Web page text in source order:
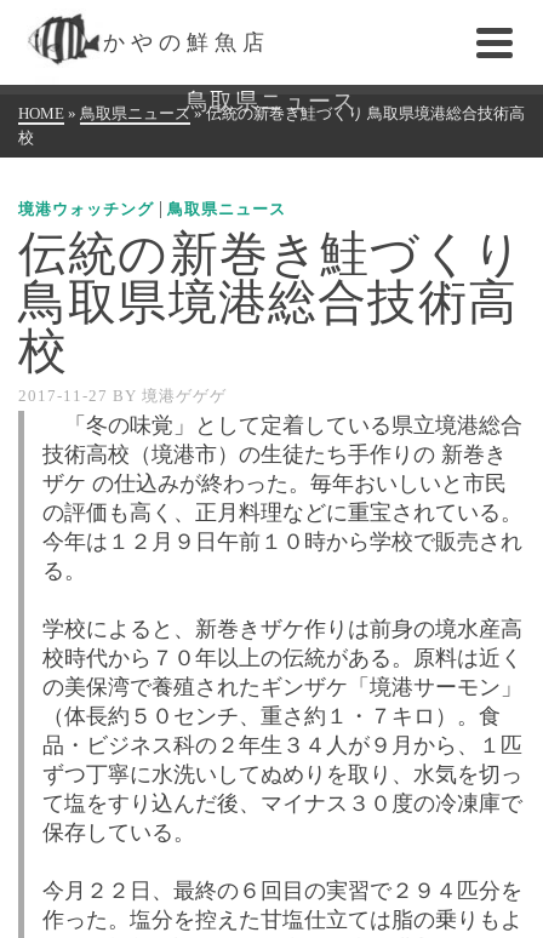
かやの鮮魚店
鳥取県ニュース
HOME » 鳥取県ニュース » 伝統の新巻き鮭づくり 鳥取県境港総合技術高
校
境港ウォッチング | 鳥取県ニュース
伝統の新巻き鮭づくり
鳥取県境港総合技術高
校
2017-11-27 BY 境港ゲゲゲ
「冬の味覚」として定着している県立境港総合
技術高校（境港市）の生徒たち手作りの 新巻き
ザケ の仕込みが終わった。毎年おいしいと市民
の評価も高く、正月料理などに重宝されている。
今年は１２月９日午前１０時から学校で販売され
る。
学校によると、新巻きザケ作りは前身の境水産高
校時代から７０年以上の伝統がある。原料は近く
の美保湾で養殖されたギンザケ「境港サーモン」
（体長約５０センチ、重さ約１・７キロ）。食
品・ビジネス科の２年生３４人が９月から、１匹
ずつ丁寧に水洗いしてぬめりを取り、水気を切っ
て塩をすり込んだ後、マイナス３０度の冷凍庫で
保存している。
今月２２日、最終の６回目の実習で２９４匹分を
作った。塩分を控えた甘塩仕立ては脂の乗りもよ